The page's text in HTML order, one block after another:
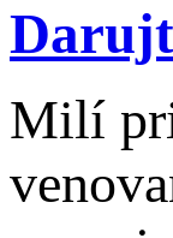
Milí